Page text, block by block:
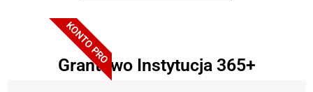
KONTO PRO
Grantowo Instytucja 365+